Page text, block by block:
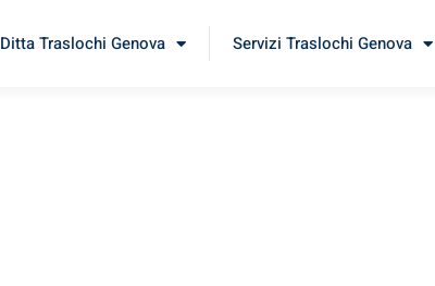
Ditta Traslochi Genova Servizi Traslochi Genova